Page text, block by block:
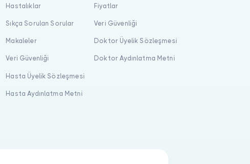
Hastalıklar
Sıkça Sorulan Sorular
Makaleler
Veri Güvenliği
Hasta Üyelik Sözleşmesi
Hasta Aydınlatma Metni
Fiyatlar
Veri Güvenliği
Doktor Üyelik Sözleşmesi
Doktor Aydınlatma Metni